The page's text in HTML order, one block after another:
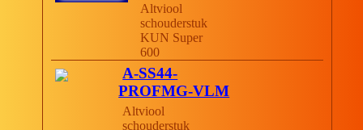
Altviool
schouderstuk
KUN Super
600
A-SS44-
PROFMG-VLM
Altviool
schouderstuk